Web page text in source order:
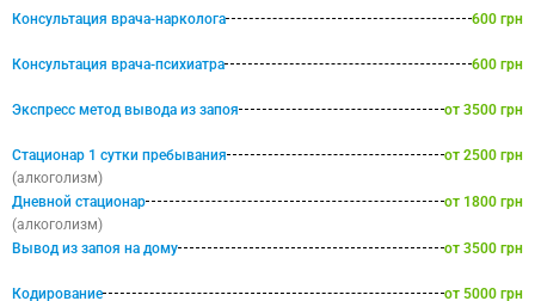
Консультация врача-нарколога 600 грн
Консультация врача-психиатра 600 грн
Экспресс метод вывода из запоя от 3500 грн
Стационар 1 сутки пребывания
от 2500 грн
(алкоголизм)
Дневной стационар
от 1800 грн
(алкоголизм)
Вывод из запоя на дому
от 3500 грн
Кодирование от 5000 грн